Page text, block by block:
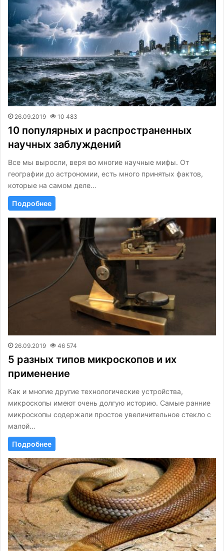
26.09.2019 10 483
10 популярных и распространенных
научных заблуждений
Все мы выросли, веря во многие научные мифы. От
географии до астрономии, есть много принятых фактов,
которые на самом деле…
Подробнее
26.09.2019 46 574
5 разных типов микроскопов и их
применение
Как и многие другие технологические устройства,
микроскопы имеют очень долгую историю. Самые ранние
микроскопы содержали простое увеличительное стекло с
малой…
Подробнее